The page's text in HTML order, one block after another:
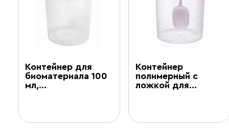
Контейнер для
биоматериала 100
мл,…
Контейнер
полимерный с
ложкой для…